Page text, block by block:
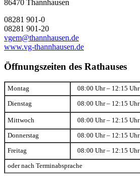
86470 Thannhausen
08281 901-0
08281 901-20
vgem@thannhausen.de
www.vg-thannhausen.de
Öffnungszeiten des Rathauses
Montag 08:00 Uhr – 12:15 Uhr
Dienstag 08:00 Uhr – 12:15 Uhr
Mittwoch 08:00 Uhr – 12:15 Uhr
Donnerstag 08:00 Uhr – 12:15 Uhr
Freitag 08:00 Uhr – 12:15 Uhr
oder nach Terminabsprache